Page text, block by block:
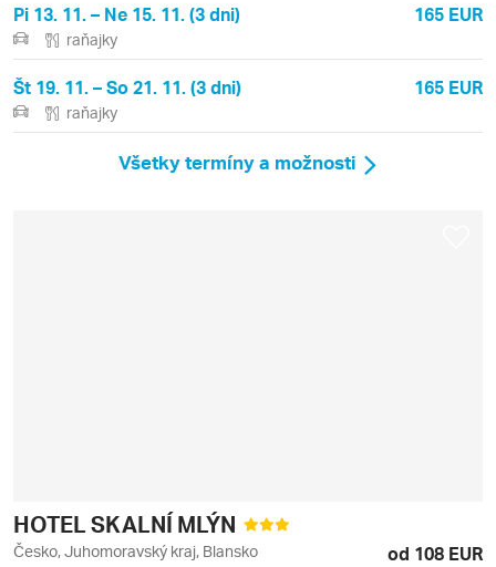
Pi 13. 11. – Ne 15. 11. (3 dni) 165 EUR
raňajky
Št 19. 11. – So 21. 11. (3 dni) 165 EUR
raňajky
Všetky termíny a možnosti
HOTEL SKALNÍ MLÝN
Česko, Juhomoravský kraj, Blansko od 108 EUR